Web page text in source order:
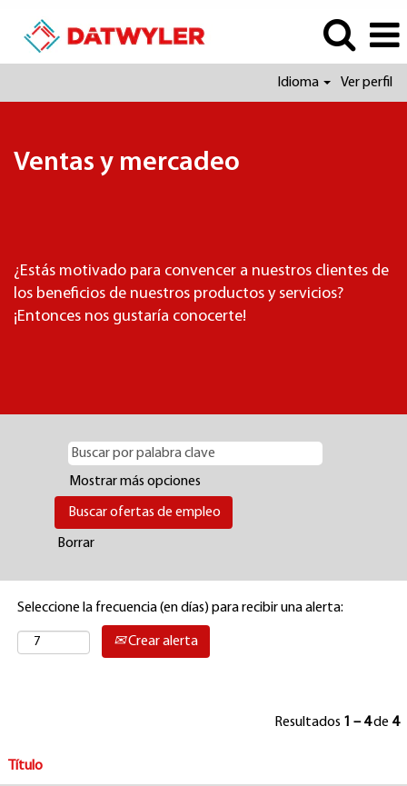
Idioma Ver perfil
mercadeo
Ventas y mercadeo
¿Estás motivado para convencer a nuestros clientes de
los beneficios de nuestros productos y servicios?
¡Entonces nos gustaría conocerte!
Mostrar más opciones
Borrar
Seleccione la frecuencia (en días) para recibir una alerta:
Crear alerta
Resultados 1 – 4de 4
Título